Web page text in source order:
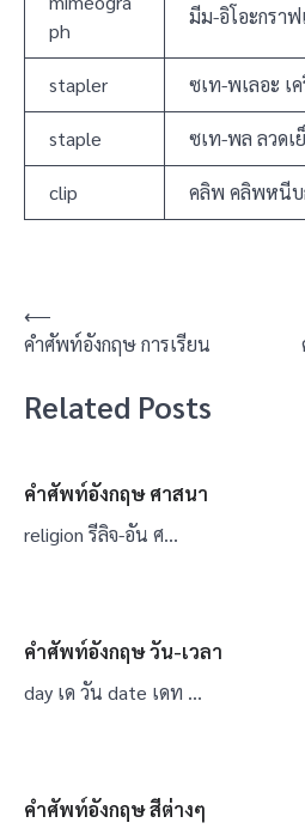
ph
มีม-อิโอะกราฟ
stapler ซเท-พเลอะ เ
staple ซเท-พล ลวดเ
clip คลิพ คลิพหนีบ
แนะแนว
เรื่อง
⟵
คำศัพท์อังกฤษ การเรียน
Related Posts
คำศัพท์อังกฤษ ศาสนา
religion รีลิจ-อัน ศ…
คำศัพท์อังกฤษ วัน-เวลา
day เด วัน date เดท …
คำศัพท์อังกฤษ สีต่างๆ